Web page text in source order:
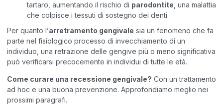
tartaro, aumentando il rischio di parodontite , una malattia
che colpisce i tessuti di sostegno dei denti.
Per quanto l’arretramento gengivale sia un fenomeno che fa
parte nel fisiologico processo di invecchiamento di un
individuo, una retrazione delle gengive più o meno significativa
può verificarsi precocemente in individui di tutte le età.
Come curare una recessione gengivale? Con un trattamento
ad hoc e una buona prevenzione. Approfondiamo meglio nei
prossimi paragrafi.